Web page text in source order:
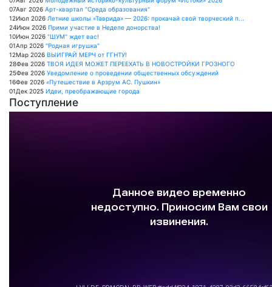
Подробнее
07Авг 2026 Арт-квартал "Среда образования"
12Июл 2026 Летние школы «Таврида» — 2026: прокачай свой творческий п...
24Июн 2026 Прими участие в Неделе донорства!
10Июн 2026 "ШУМ" ждет вас!
01Апр 2026 "Родная игрушка"
12Мар 2026 ВЫИГРАЙ МЕРЧ от ГГНТУ!
28Фев 2026 ТВОЯ ИДЕЯ МОЖЕТ ПЕРЕЕХАТЬ В НОВОСТРОЙКИ ГРОЗНОГО
25Фев 2026 Уведомление о проведении общественных обсуждений
16Фев 2026 «Путешествие в Арзрум АС. Пушкин»
01Дек 2025 Идеи, преображающие города
Поступление